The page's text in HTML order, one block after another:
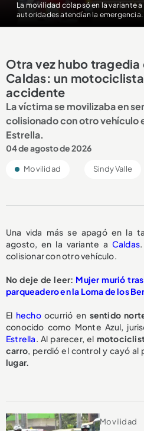
La movilidad colapsó en la variante
autoridades atendían la emergencia.
Otra vez hubo tragedia
Caldas: un
accidente
La víctima se movilizaba en
colisionado con otro vehículo
Estrella.
04 de agosto de 2026
Movilidad Sindy Valle
Una vida más se apagó en la
agosto, en la variante a Caldas
colisionar con otro vehículo.
No deje de leer: Mujer murió
parqueadero en la Loma de los
El hechoocurrió en sentido
conocido como Monte Azul,
Estrella. Al parecer, el
carro, perdió el control y cayó al
lugar.
Movilidad